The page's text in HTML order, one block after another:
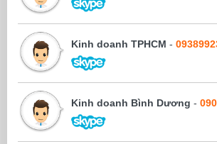
Kinh doanh TPHCM -
Kinh doanh Bình Dương -